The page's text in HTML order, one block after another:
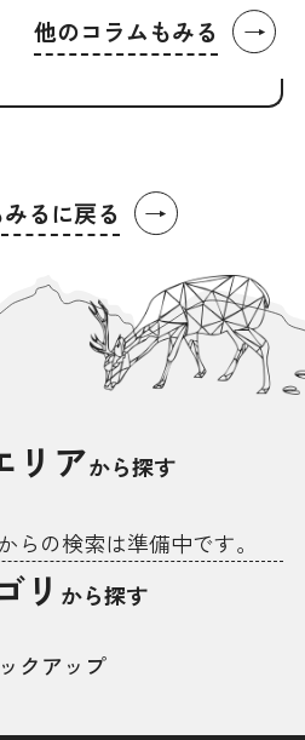
他のコラムもみる →
るに戻る →
リアから探す
の検索は準備中です。
リ から探す
クアップ